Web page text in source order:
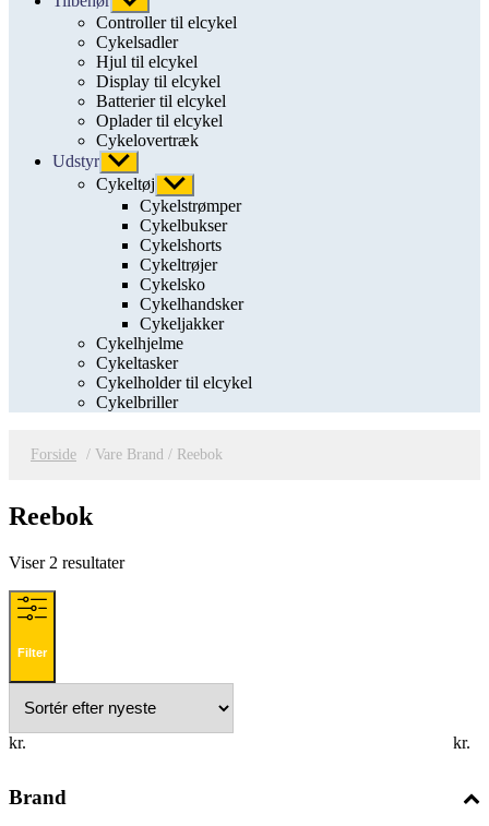
undermenu
Controller til elcykel
Cykelsadler
Hjul til elcykel
Display til elcykel
Batterier til elcykel
Oplader til elcykel
Cykelovertræk
Udstyr Vis
undermenu
Cykeltøj Vis
undermenu
Cykelstrømper
Cykelbukser
Cykelshorts
Cykeltrøjer
Cykelsko
Cykelhandsker
Cykeljakker
Cykelhjelme
Cykeltasker
Cykelholder til elcykel
Cykelbriller
Forside / Vare Brand / Reebok
Reebok
Viser 2 resultaterSorteret
Filter
kr. kr.
Brand